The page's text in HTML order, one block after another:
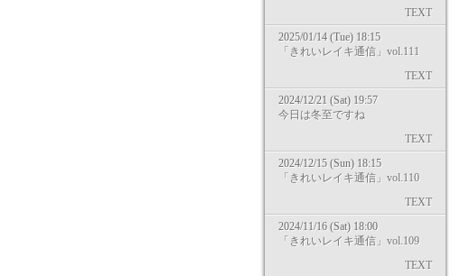
TEXT
2025/01/14 (Tue) 18:15
「きれいレイキ通信」vol.111
TEXT
2024/12/21 (Sat) 19:57
今日は冬至ですね
TEXT
2024/12/15 (Sun) 18:15
「きれいレイキ通信」vol.110
TEXT
2024/11/16 (Sat) 18:00
「きれいレイキ通信」vol.109
TEXT